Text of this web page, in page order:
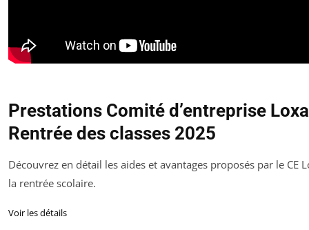
Prestations Comité d’entreprise
Rentrée des classes 2025
Découvrez en détail les aides et avantages proposés par le CE
la rentrée scolaire.
Voir les détails